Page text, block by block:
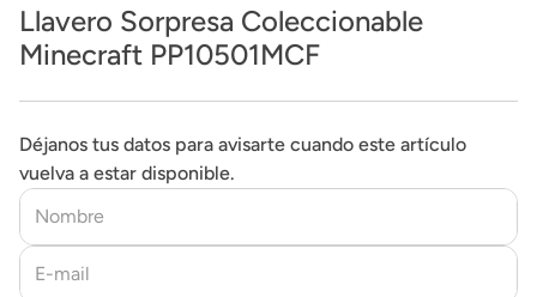
Llavero Sorpresa Coleccionable
Minecraft PP10501MCF
Déjanos tus datos para avisarte cuando este artículo
vuelva a estar disponible.